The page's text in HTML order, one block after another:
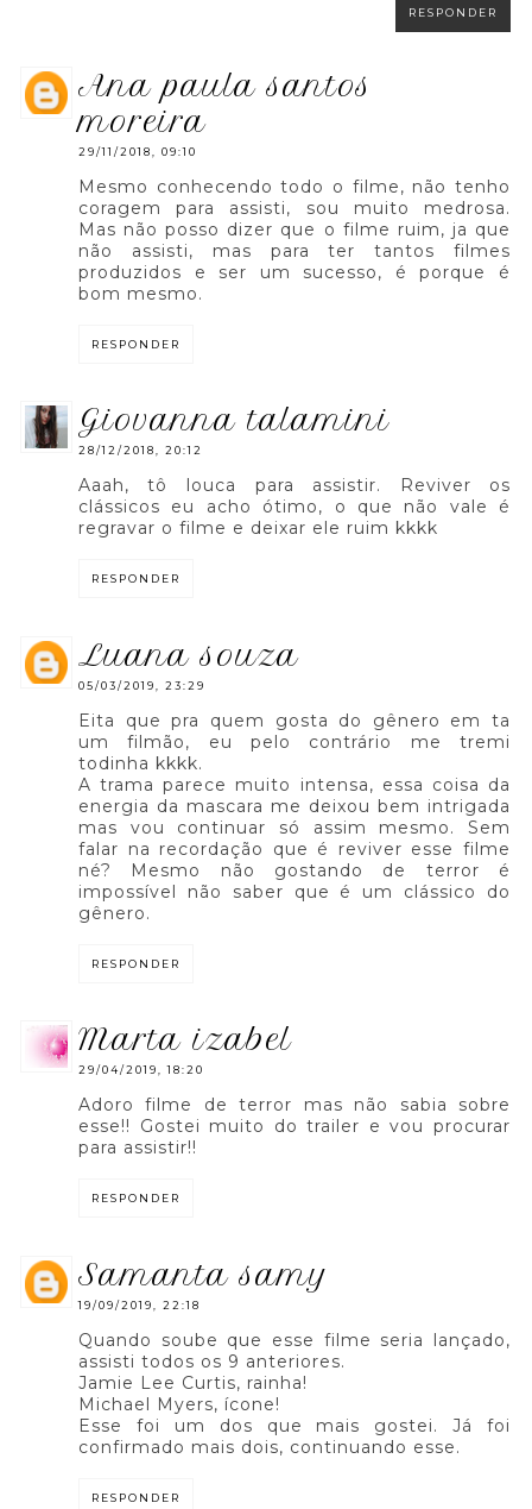
RESPONDER
ana paula santos
moreira
29/11/2018, 09:10
Mesmo conhecendo todo o filme, não tenho
coragem para assisti, sou muito medrosa.
Mas não posso dizer que o filme ruim, ja que
não assisti, mas para ter tantos filmes
produzidos e ser um sucesso, é porque é
bom mesmo.
RESPONDER
giovanna talamini
28/12/2018, 20:12
Aaah, tô louca para assistir. Reviver os
clássicos eu acho ótimo, o que não vale é
regravar o filme e deixar ele ruim kkkk
RESPONDER
luana souza
05/03/2019, 23:29
Eita que pra quem gosta do gênero em ta
um filmão, eu pelo contrário me tremi
todinha kkkk.
A trama parece muito intensa, essa coisa da
energia da mascara me deixou bem intrigada
mas vou continuar só assim mesmo. Sem
falar na recordação que é reviver esse filme
né? Mesmo não gostando de terror é
impossível não saber que é um clássico do
gênero.
RESPONDER
marta izabel
29/04/2019, 18:20
Adoro filme de terror mas não sabia sobre
esse!! Gostei muito do trailer e vou procurar
para assistir!!
RESPONDER
samanta samy
19/09/2019, 22:18
Quando soube que esse filme seria lançado,
assisti todos os 9 anteriores.
Jamie Lee Curtis, rainha!
Michael Myers, ícone!
Esse foi um dos que mais gostei. Já foi
confirmado mais dois, continuando esse.
RESPONDER